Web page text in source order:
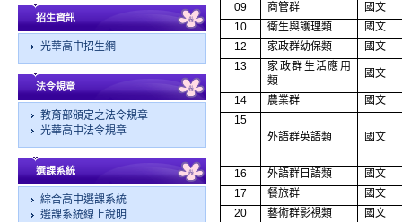
招生資訊
光華高中招生網
法令規章
教育部頒定之法令規章
光華高中法令規章
選課系統
綜合高中選課系統
選課系統線上說明
09
商管群
國文
10
衛生與護理類
國文
12
家政群幼保類
國文
13
家政群生活應用
類
國文
14 農業群
國文
15
外語群英語類
國文
16 外語群日語類
國文
17
餐旅群
國文
20
藝術群影視類 國文